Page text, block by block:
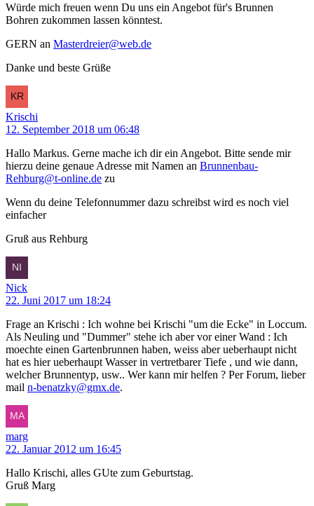
Würde mich freuen wenn Du uns ein Angebot für's Brunnen
Bohren zukommen lassen könntest.
GERN an Masterdreier@web.de
Danke und beste Grüße
Krischi
12. September 2018 um 06:48
Hallo Markus. Gerne mache ich dir ein Angebot. Bitte sende mir
hierzu deine genaue Adresse mit Namen an Brunnenbau-
Rehburg@t-online.de zu
Wenn du deine Telefonnummer dazu schreibst wird es noch viel
einfacher
Gruß aus Rehburg
Nick
22. Juni 2017 um 18:24
Frage an Krischi : Ich wohne bei Krischi "um die Ecke" in Loccum.
Als Neuling und "Dummer" stehe ich aber vor einer Wand : Ich
moechte einen Gartenbrunnen haben, weiss aber ueberhaupt nicht
hat es hier ueberhaupt Wasser in vertretbarer Tiefe , und wie dann,
welcher Brunnentyp, usw.. Wer kann mir helfen ? Per Forum, lieber
mail n-benatzky@gmx.de.
marg
22. Januar 2012 um 16:45
Hallo Krischi, alles GUte zum Geburtstag.
Gruß Marg